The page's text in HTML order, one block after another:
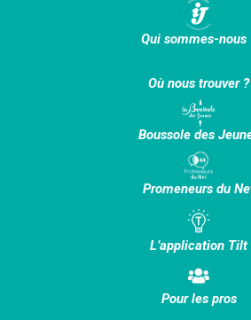
Qui sommes-nous
Où nous trouver ?
Boussole des
Promeneurs du
L’application Tilt
Pour les pros